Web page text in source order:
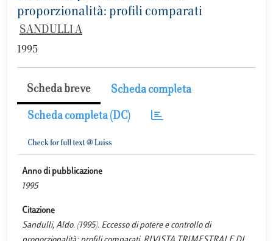
proporzionalità: profili comparati
SANDULLI A
1995
Scheda breve Scheda completa
Scheda completa (DC)
Anno di pubblicazione
1995
Citazione
Sandulli, Aldo. (1995). Eccesso di potere e controllo di